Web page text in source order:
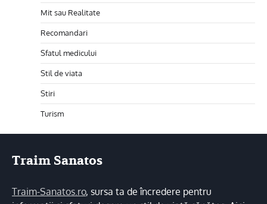
Mit sau Realitate
Recomandari
Sfatul medicului
Stil de viata
Stiri
Turism
Traim Sanatos
Traim-Sanatos.ro, sursa ta de încredere pentru